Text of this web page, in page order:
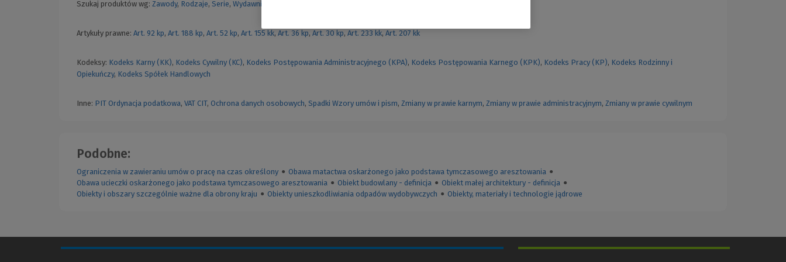
Szukaj produktów wg: Zawody, Rodzaje, Serie, Wydawnictwa
Artykuły prawne: Art. 92 kp, Art. 188 kp, Art. 52 kp, Art. 155 kk, Art. 36 kp, Art. 30 kp, Art. 233 kk, Art. 207 kk
Kodeksy: Kodeks Karny (KK), Kodeks Cywilny (KC), Kodeks Postępowania Administracyjnego (KPA), Kodeks Postępowania Karnego (KPK), Kodeks Pracy (KP), Kodeks Rodzinny i
Opiekuńczy, Kodeks Spółek Handlowych
Inne: PIT Ordynacja podatkowa, VAT CIT, Ochrona danych osobowych, Spadki Wzory umów i pism, Zmiany w prawie karnym, Zmiany w prawie administracyjnym, Zmiany w prawie cywilnym
Podobne:
Ograniczenia w zawieraniu umów o pracę na czas określony ● Obawa matactwa oskarżonego jako podstawa tymczasowego aresztowania ●
Obawa ucieczki oskarżonego jako podstawa tymczasowego aresztowania ● Obiekt budowlany - definicja ● Obiekt małej architektury - definicja ●
Obiekty i obszary szczególnie ważne dla obrony kraju ● Obiekty unieszkodliwiania odpadów wydobywczych ● Obiekty, materiały i technologie jądrowe